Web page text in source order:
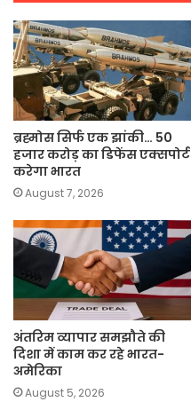
ब्रह्मोस सिर्फ एक झांकी… 50
हजार करोड़ का डिफेंस एक्सपोर्ट
करेगा भारत
August 7, 2026
अंतरिम व्यापार समझौते की
दिशा में काम कर रहे भारत-
अमेरिका
August 5, 2026